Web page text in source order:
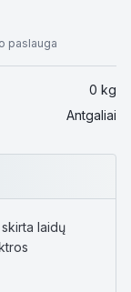
paslauga
0 kg
Antgaliai
laidų